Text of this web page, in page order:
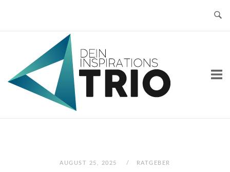
AUGUST 25, 2025 RATGEBER